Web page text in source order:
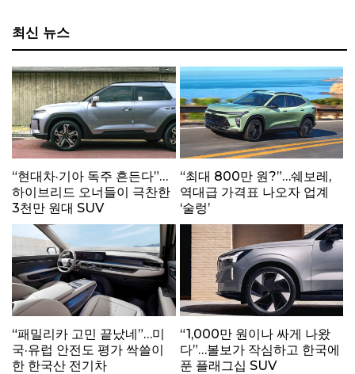
최신 뉴스
“현대차·기아 독주 흔든다”…
하이브리드 오너들이 극찬한
3천만 원대 SUV
“최대 800만 원?”…쉐보레,
역대급 가격표 나오자 업계
‘술렁’
“패밀리카 고민 끝났네”…미
국·유럽 안전도 평가 싹쓸이
한 한국산 전기차
“1,000만 원이나 싸게 나왔
다”…볼보가 작심하고 한국에
푼 플래그십 SUV